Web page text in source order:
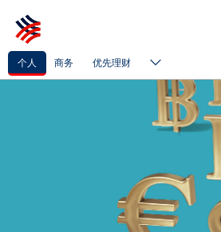
个人 商务 优先理财